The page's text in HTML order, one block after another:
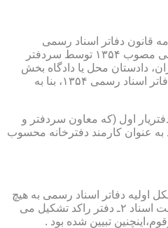
بحث در حقوق مربوط به دفاتر اسناد رسمی، منصب دفتر یاری است. برخلاف سران دفاتر اسناد رسمی كه به موجب ماده ۳ آئین نامه قانون دفاتر اسناد رسمی
(اصلاحی ۲۷/۱۱/۱۳۶۰) به طور سراسری و عمومی، از طریق آگهی، امتحانات ورودی و اختبار، انتخاب گردیده یا به موجب اختیارات حاصله از ماده ۶۹ قانون دفاتر اسناد رسمی مصوب ۱۳۵۴ توسط سردفتر
دادستان محل یا دادگاه بخش
(حسب مورد) توسط سازمان ثبت اسناد و املاك كشور پیشنهاد و با ابلاغ ریاست قوه قضائیه به این سمت منصوب خواهند شد. دفتریاران، مطابق قسمت اخیر ماده ۳ قانون دفاتر اسناد رسمی ۱۳۵۴، بنا به
دفتریار اول (كه معاون سردفتر و
به عنوان كارمند دفترخانه محسوب
یادآوری نمود كه در آن دوران، شكل اولیه دفاتر اسناد رسمی به هیچ
عنوان جنبه استقلالی نداشته است. مطابق قانون یاد شده، به منظور رسمیت دادن به اسناد قاطبه مردم، دوایر ثبت اسناد به عنوان نهادی دولتی، از دو قسمت ۱ ـ مباشرین ثبت اسناد ۲ـ دفتر راكد تشكیل می